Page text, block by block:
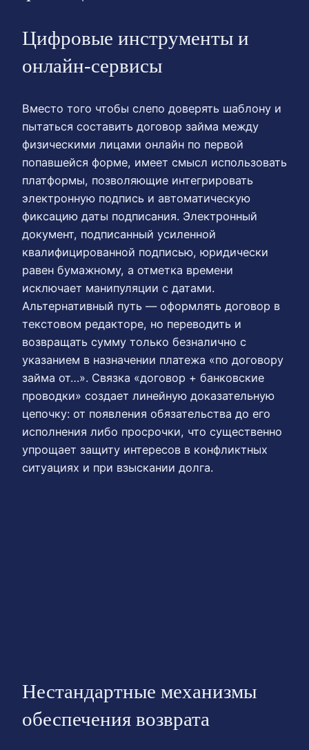
Цифровые инструменты и
онлайн-сервисы
Вместо того чтобы слепо доверять шаблону и
пытаться составить договор займа между
физическими лицами онлайн по первой
попавшейся форме, имеет смысл использовать
платформы, позволяющие интегрировать
электронную подпись и автоматическую
фиксацию даты подписания. Электронный
документ, подписанный усиленной
квалифицированной подписью, юридически
равен бумажному, а отметка времени
исключает манипуляции с датами.
Альтернативный путь — оформлять договор в
текстовом редакторе, но переводить и
возвращать сумму только безналично с
указанием в назначении платежа «по договору
займа от…». Связка «договор + банковские
проводки» создает линейную доказательную
цепочку: от появления обязательства до его
исполнения либо просрочки, что существенно
упрощает защиту интересов в конфликтных
ситуациях и при взыскании долга.
Нестандартные механизмы
обеспечения возврата